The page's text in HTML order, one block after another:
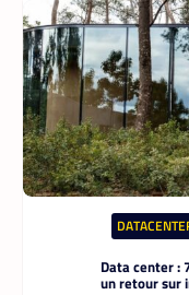
Data center :
un retour sur